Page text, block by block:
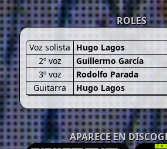
ROLES
Voz solista Hugo Lagos
2º voz
Guillermo García
3º voz
Rodolfo Parada
Guitarra
Hugo Lagos
APARECE EN